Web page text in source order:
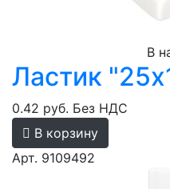
В
Ластик
0.42 руб. Без НДС
В корзину
Арт. 9109492